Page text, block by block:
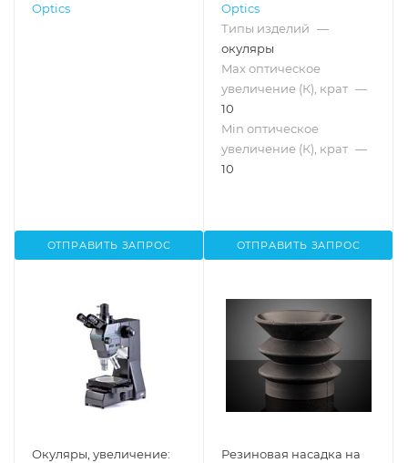
Optics
ОТПРАВИТЬ ЗАПРОС
Optics
Типы изделий —
окуляры
Max оптическое
увеличение (К), крат —
10
Min оптическое
увеличение (К), крат —
10
ОТПРАВИТЬ ЗАПРОС
Окуляры, увеличение:
Резиновая насадка на